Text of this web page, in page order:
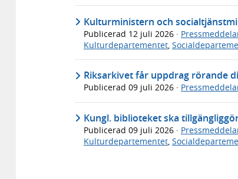
Kulturministern och
Publicerad 12 juli 2026 ·
Kulturdepartementet
Riksarkivet får uppdrag rörande
Publicerad 09 juli 2026 ·
Kungl. biblioteket ska
Publicerad 09 juli 2026 ·
Kulturdepartementet,